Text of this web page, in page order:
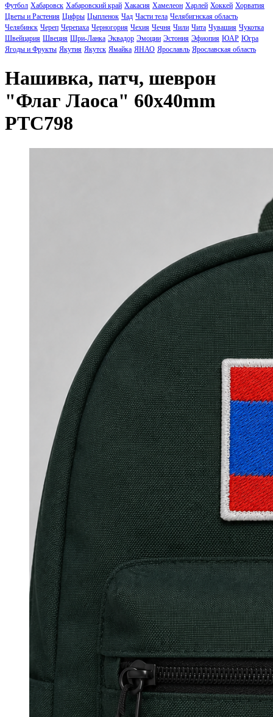
Футбол Хабаровск Хабаровский край Хакасия Хамелеон Харлей Хоккей Хорватия
Цветы и Растения Цифры Цыпленок Чад Части тела Челябигнская область
Челябинск Череп Черепаха Черногория Чехия Чечня Чили Чита Чувашия Чукотка
Швейцария Швеция Шри-Ланка Эквадор Эмоции Эстония Эфиопия ЮАР Югра
Ягоды и Фрукты Якутия Якутск Ямайка ЯНАО Ярославль Ярославская область
Нашивка, патч, шеврон
"Флаг Лаоса" 60x40mm
PTC798